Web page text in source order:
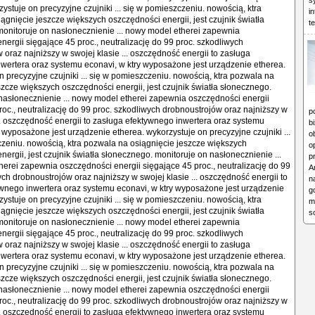
on precyzyjne czujniki ... się w pomieszczeniu. nowością, ktra
jeszcze większych oszczędności energii, jest czujnik światła
on nasłonecznienie ... nowy model etherei zapewnia
sięgające 45 proc., neutralizację do 99 proc. szkodliwych
oraz najniższy w swojej klasie ... oszczędność energii to zasługa
oraz systemu econavi, w ktry wyposażone jest urządzenie etherea.
precyzyjne czujniki ... się w pomieszczeniu. nowością, ktra pozwala na
większych oszczędności energii, jest czujnik światła słonecznego.
... nowy model etherei zapewnia oszczędności energii
neutralizację do 99 proc. szkodliwych drobnoustrojów oraz najniższy w
energii to zasługa efektywnego inwertera oraz systemu
jest urządzenie etherea. wykorzystuje on precyzyjne czujniki ...
nowością, ktra pozwala na osiągnięcie jeszcze większych
jest czujnik światła słonecznego. monitoruje on nasłonecznienie ...
zapewnia oszczędności energii sięgające 45 proc., neutralizację do 99
drobnoustrojów oraz najniższy w swojej klasie ... oszczędność energii to
inwertera oraz systemu econavi, w ktry wyposażone jest urządzenie
on precyzyjne czujniki ... się w pomieszczeniu. nowością, ktra
jeszcze większych oszczędności energii, jest czujnik światła
on nasłonecznienie ... nowy model etherei zapewnia
sięgające 45 proc., neutralizację do 99 proc. szkodliwych
oraz najniższy w swojej klasie ... oszczędność energii to zasługa
oraz systemu econavi, w ktry wyposażone jest urządzenie etherea.
precyzyjne czujniki ... się w pomieszczeniu. nowością, ktra pozwala na
większych oszczędności energii, jest czujnik światła słonecznego.
... nowy model etherei zapewnia oszczędności energii
neutralizację do 99 proc. szkodliwych drobnoustrojów oraz najniższy w
energii to zasługa efektywnego inwertera oraz systemu